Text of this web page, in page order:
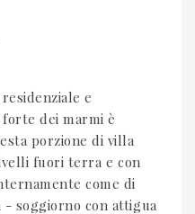
e
dei marmi è
porzione di villa
fuori terra e con
come di
soggiorno con attigua